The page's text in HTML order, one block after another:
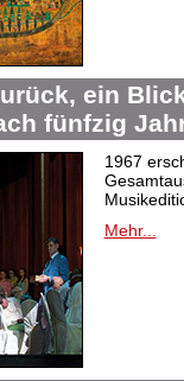
ein
fünfzig
1967
Mehr...